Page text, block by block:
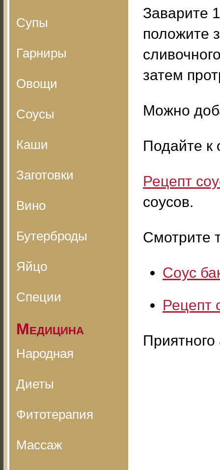
Супы
Гарниры
Овощи
Соусы
Каши
Заготовки
Вино
Бутерброды
Яйцо
Специи
Медицина
Народная
Диеты
Фитотерапия
Массаж
Заварите
положите
затем
Можно
Подайте к
Рецепт
соусов.
Смотрите
Соус
Рецепт
Приятного